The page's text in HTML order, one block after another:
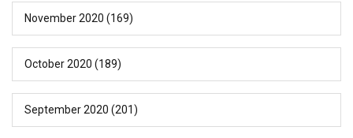
November 2020 (169)
October 2020 (189)
September 2020 (201)